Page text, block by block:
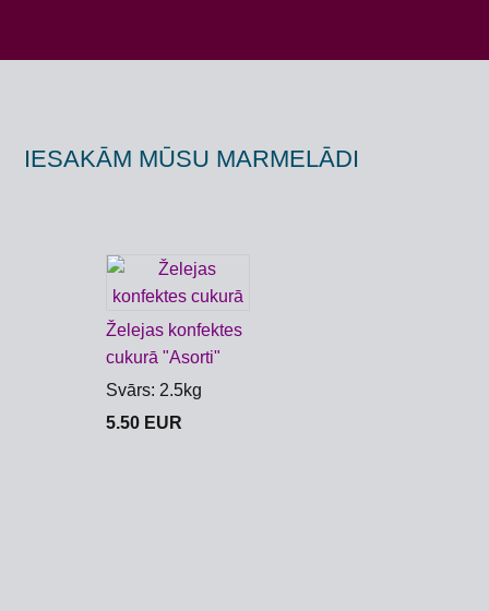
IESAKĀM MŪSU MARMELĀDI
Želejas konfektes
cukurā "Asorti"
Svārs: 2.5kg
5.50 EUR